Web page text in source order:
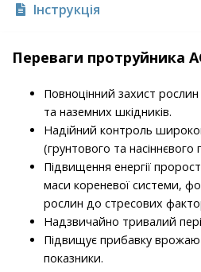
Інструкція
Переваги протруйника
Повноцінний захист
та наземних шкідників.
Надійний контроль
(грунтового та
Підвищення енергії
маси кореневої системи,
рослин до стресових
Надзвичайно тривалий
Підвищує прибавку врожаю
показники.